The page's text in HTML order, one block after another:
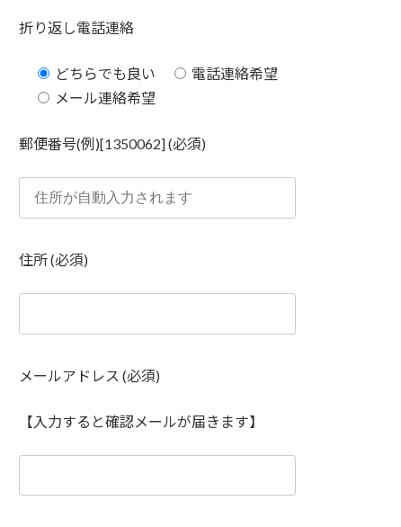
折り返し電話連絡
どちらでも良い
電話連絡希望
メール連絡希望
郵便番号(例)[1350062] (必須)
住所 (必須)
メールアドレス (必須)
【入力すると確認メールが届きます】